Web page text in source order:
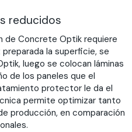
reducidos
de Concrete Optik requiere
la superficie, se
luego se colocan láminas
de los paneles que el
protector le da el
permite optimizar tanto
producción, en comparación